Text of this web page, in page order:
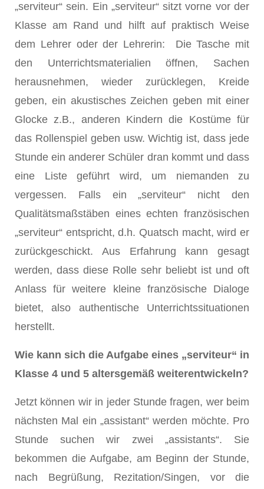
„serviteur“ sein. Ein „serviteur“ sitzt vorne vor der
Klasse am Rand und hilft auf praktisch Weise
dem Lehrer oder der Lehrerin: Die Tasche mit
den Unterrichtsmaterialien öffnen, Sachen
herausnehmen, wieder zurücklegen, Kreide
geben, ein akustisches Zeichen geben mit einer
Glocke z.B., anderen Kindern die Kostüme für
das Rollenspiel geben usw. Wichtig ist, dass jede
Stunde ein anderer Schüler dran kommt und dass
eine Liste geführt wird, um niemanden zu
vergessen. Falls ein „serviteur“ nicht den
Qualitätsmaßstäben eines echten französischen
„serviteur“ entspricht, d.h. Quatsch macht, wird er
zurückgeschickt. Aus Erfahrung kann gesagt
werden, dass diese Rolle sehr beliebt ist und oft
Anlass für weitere kleine französische Dialoge
bietet, also authentische Unterrichtssituationen
herstellt.
Wie kann sich die Aufgabe eines „serviteur“ in
Klasse 4 und 5 altersgemäß weiterentwickeln?
Jetzt können wir in jeder Stunde fragen, wer beim
nächsten Mal ein „assistant“ werden möchte. Pro
Stunde suchen wir zwei „assistants“. Sie
bekommen die Aufgabe, am Beginn der Stunde,
nach Begrüßung, Rezitation/Singen, vor die